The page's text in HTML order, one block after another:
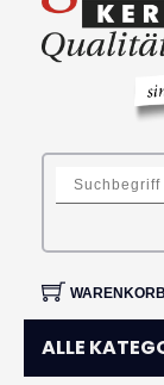
WARENKORB
ALLE